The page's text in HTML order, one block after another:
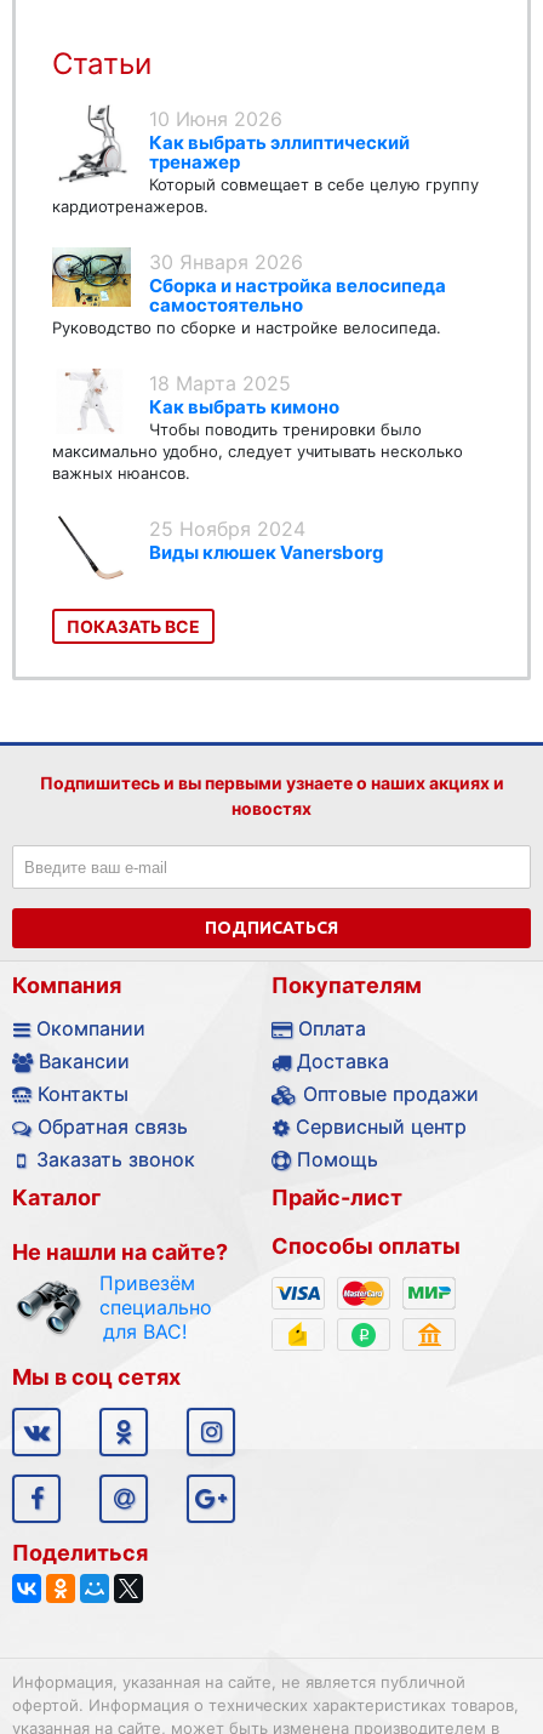
Статьи
10 Июня 2026
Как выбрать эллиптический
тренажер
Который совмещает в себе целую группу
кардиотренажеров.
30 Января 2026
Сборка и настройка велосипеда
самостоятельно
Руководство по сборке и настройке велосипеда.
18 Марта 2025
Как выбрать кимоно
Чтобы поводить тренировки было
максимально удобно, следует учитывать несколько
важных нюансов.
25 Ноября 2024
Виды клюшек Vanersborg
ПОКАЗАТЬ ВСЕ
Подпишитесь и вы первыми узнаете о наших акциях и
новостях
ПОДПИСАТЬСЯ
Компания
Окомпании
Вакансии
Контакты
Обратная связь
Заказать звонок
Покупателям
Оплата
Доставка
Оптовые продажи
Сервисный центр
Помощь
Каталог
Не нашли на сайте?
Привезём
специально
для ВАС!
Прайс-лист
Способы оплаты
Мы в соц сетях
Поделиться
Информация, указанная на сайте, не является публичной
офертой. Информация о технических характеристиках товаров,
указанная на сайте, может быть изменена производителем в